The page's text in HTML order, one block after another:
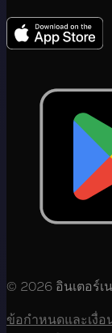
© 2026 อินเตอร์
ข้อกำหนดและเงื่อ